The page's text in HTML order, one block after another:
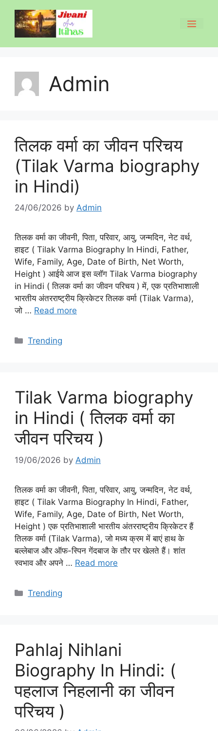
content
Admin
तिलक वर्मा का जीवन परिचय
(Tilak Varma biography
in Hindi)
24/06/2026 by Admin
तिलक वर्मा का जीवनी, पिता, परिवार, आयु, जन्मदिन, नेट वर्थ,
हाइट ( Tilak Varma Biography In Hindi, Father,
Wife, Family, Age, Date of Birth, Net Worth,
Height ) आईये आज इस व्लॉग Tilak Varma biography
in Hindi ( तिलक वर्मा का जीवन परिचय ) में, एक प्रतिभाशाली
भारतीय अंतरराष्ट्रीय क्रिकेटर तिलक वर्मा (Tilak Varma),
जो … Read more
Categories
Trending
Tilak Varma biography
in Hindi ( तिलक वर्मा का
जीवन परिचय )
19/06/2026 by Admin
तिलक वर्मा का जीवनी, पिता, परिवार, आयु, जन्मदिन, नेट वर्थ,
हाइट ( Tilak Varma Biography In Hindi, Father,
Wife, Family, Age, Date of Birth, Net Worth,
Height ) एक प्रतिभाशाली भारतीय अंतरराष्ट्रीय क्रिकेटर हैं
तिलक वर्मा (Tilak Varma), जो मध्य क्रम में बाएं हाथ के
बल्लेबाज और ऑफ-स्पिन गेंदबाज के तौर पर खेलते हैं। शांत
स्वभाव और अपने … Read more
Categories
Trending
Pahlaj Nihlani
Biography In Hindi: (
पहलाज निहलानी का जीवन
परिचय )